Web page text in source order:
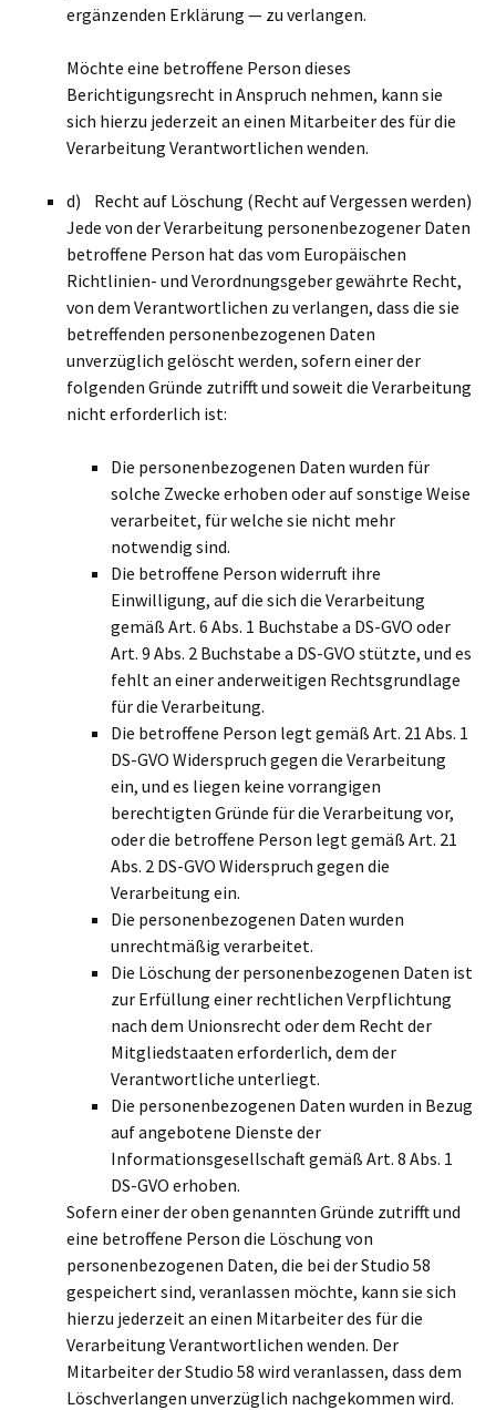
ergänzenden Erklärung — zu verlangen.
Möchte eine betroffene Person dieses
Berichtigungsrecht in Anspruch nehmen, kann sie
sich hierzu jederzeit an einen Mitarbeiter des für die
Verarbeitung Verantwortlichen wenden.
d) Recht auf Löschung (Recht auf Vergessen werden)
Jede von der Verarbeitung personenbezogener Daten
betroffene Person hat das vom Europäischen
Richtlinien- und Verordnungsgeber gewährte Recht,
von dem Verantwortlichen zu verlangen, dass die sie
betreffenden personenbezogenen Daten
unverzüglich gelöscht werden, sofern einer der
folgenden Gründe zutrifft und soweit die Verarbeitung
nicht erforderlich ist:
Die personenbezogenen Daten wurden für
solche Zwecke erhoben oder auf sonstige Weise
verarbeitet, für welche sie nicht mehr
notwendig sind.
Die betroffene Person widerruft ihre
Einwilligung, auf die sich die Verarbeitung
gemäß Art. 6 Abs. 1 Buchstabe a DS-GVO oder
Art. 9 Abs. 2 Buchstabe a DS-GVO stützte, und es
fehlt an einer anderweitigen Rechtsgrundlage
für die Verarbeitung.
Die betroffene Person legt gemäß Art. 21 Abs. 1
DS-GVO Widerspruch gegen die Verarbeitung
ein, und es liegen keine vorrangigen
berechtigten Gründe für die Verarbeitung vor,
oder die betroffene Person legt gemäß Art. 21
Abs. 2 DS-GVO Widerspruch gegen die
Verarbeitung ein.
Die personenbezogenen Daten wurden
unrechtmäßig verarbeitet.
Die Löschung der personenbezogenen Daten ist
zur Erfüllung einer rechtlichen Verpflichtung
nach dem Unionsrecht oder dem Recht der
Mitgliedstaaten erforderlich, dem der
Verantwortliche unterliegt.
Die personenbezogenen Daten wurden in Bezug
auf angebotene Dienste der
Informationsgesellschaft gemäß Art. 8 Abs. 1
DS-GVO erhoben.
Sofern einer der oben genannten Gründe zutrifft und
eine betroffene Person die Löschung von
personenbezogenen Daten, die bei der Studio 58
gespeichert sind, veranlassen möchte, kann sie sich
hierzu jederzeit an einen Mitarbeiter des für die
Verarbeitung Verantwortlichen wenden. Der
Mitarbeiter der Studio 58 wird veranlassen, dass dem
Löschverlangen unverzüglich nachgekommen wird.